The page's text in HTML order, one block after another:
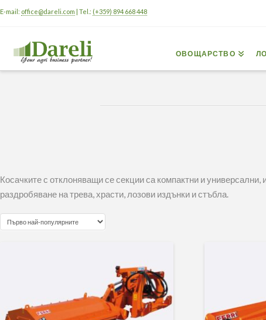
E-mail: office@dareli.com | Tel.: (+359) 894 668 448
ОВОЩАРСТВО
Косачките с отклоняващи се секции са компактни и
раздробяване на трева, храсти, лозови издънки и стъбла.